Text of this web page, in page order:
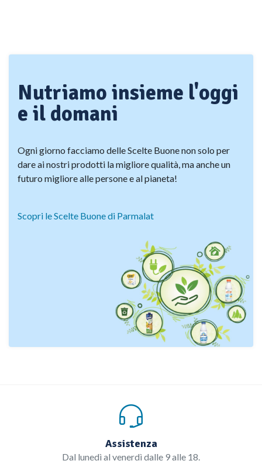
Nutriamo insieme l'oggi
e il domani
Ogni giorno facciamo delle Scelte Buone non solo per
dare ai nostri prodotti la migliore qualità, ma anche un
futuro migliore alle persone e al pianeta!
Scopri le Scelte Buone di Parmalat
Assistenza
Dal lunedì al venerdì dalle 9 alle 18.